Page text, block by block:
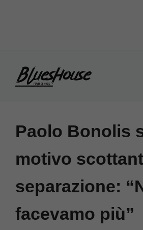
Paolo Bonolis
motivo
separazione:
facevamo più”